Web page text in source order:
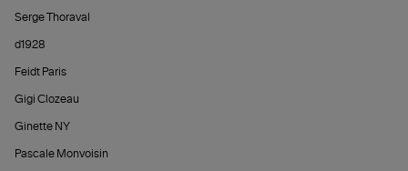
Serge Thoraval
d1928
Feidt Paris
Gigi Clozeau
Ginette NY
Pascale Monvoisin